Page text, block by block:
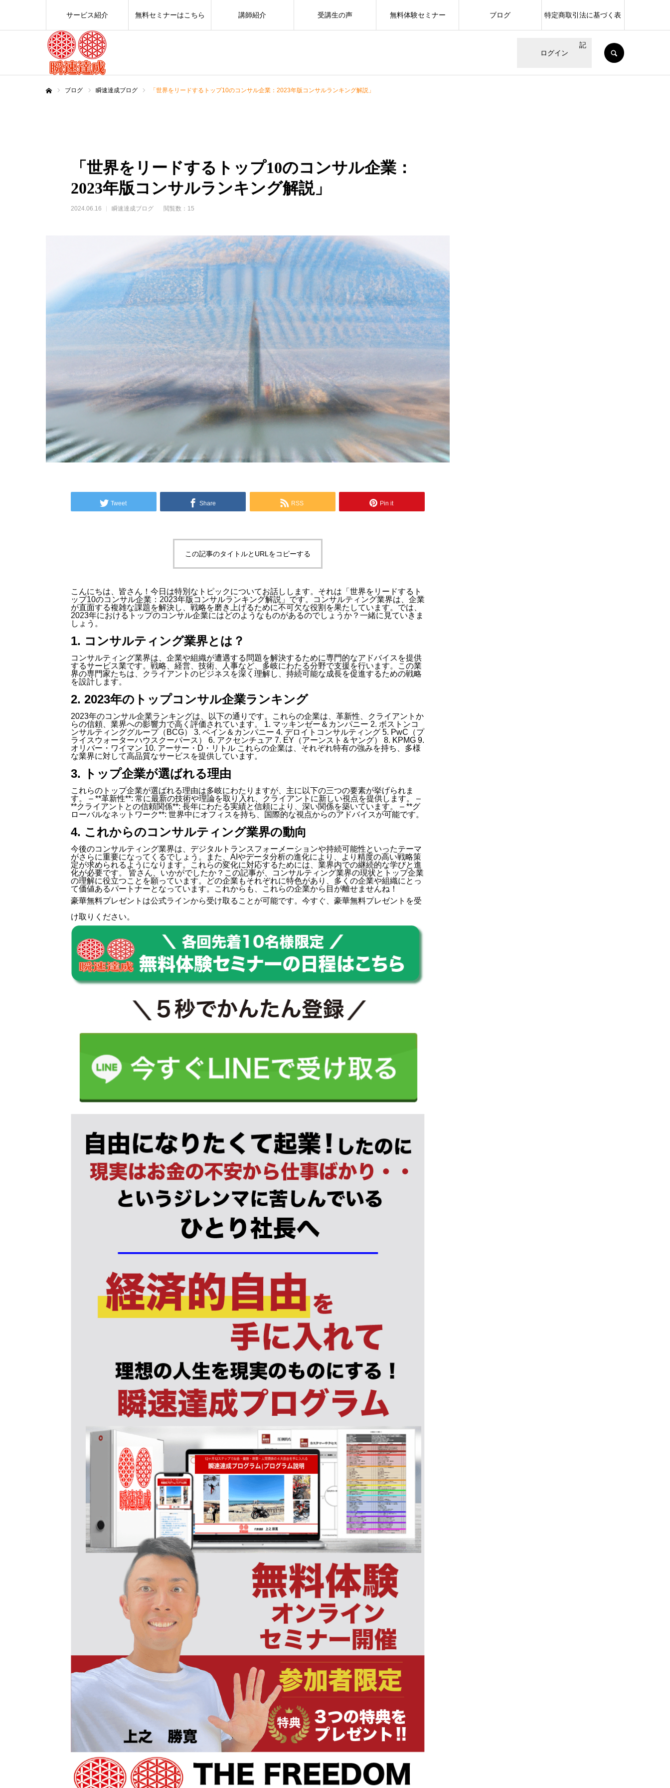
ログイン
サービス紹介 無料セミナーはこちら 講師紹介 受講生の声 無料体験セミナー ブログ 特定商取引法に基づく表
記
ブログ 瞬速達成ブログ 「世界をリードするトップ10のコンサル企業：2023年版コンサルランキング解説」
「世界をリードするトップ10のコンサル企業：
2023年版コンサルランキング解説」
2024.06.16 瞬速達成ブログ 閲覧数：15
Tweet Share RSS Pin it
この記事のタイトルとURLをコピーする
こんにちは、皆さん！今日は特別なトピックについてお話しします。それは「世界をリードするト
ップ10のコンサル企業：2023年版コンサルランキング解説」です。コンサルティング業界は、企業
が直面する複雑な課題を解決し、戦略を磨き上げるために不可欠な役割を果たしています。では、
2023年におけるトップのコンサル企業にはどのようなものがあるのでしょうか？一緒に見ていきま
しょう。
1. コンサルティング業界とは？
コンサルティング業界は、企業や組織が遭遇する問題を解決するために専門的なアドバイスを提供
するサービス業です。戦略、経営、技術、人事など、多岐にわたる分野で支援を行います。この業
界の専門家たちは、クライアントのビジネスを深く理解し、持続可能な成長を促進するための戦略
を設計します。
2. 2023年のトップコンサル企業ランキング
2023年のコンサル企業ランキングは、以下の通りです。これらの企業は、革新性、クライアントか
らの信頼、業界への影響力で高く評価されています。 1. マッキンゼー＆カンパニー 2. ボストンコ
ンサルティンググループ（BCG） 3. ベイン＆カンパニー 4. デロイトコンサルティング 5. PwC（プ
ライスウォーターハウスクーパース） 6. アクセンチュア 7. EY（アーンスト＆ヤング） 8. KPMG 9.
オリバー・ワイマン 10. アーサー・D・リトル これらの企業は、それぞれ特有の強みを持ち、多様
な業界に対して高品質なサービスを提供しています。
3. トップ企業が選ばれる理由
これらのトップ企業が選ばれる理由は多岐にわたりますが、主に以下の三つの要素が挙げられま
す。 – **革新性**: 常に最新の技術や理論を取り入れ、クライアントに新しい視点を提供します。 –
**クライアントとの信頼関係**: 長年にわたる実績と信頼により、深い関係を築いています。 – **グ
ローバルなネットワーク**: 世界中にオフィスを持ち、国際的な視点からのアドバイスが可能です。
4. これからのコンサルティング業界の動向
今後のコンサルティング業界は、デジタルトランスフォーメーションや持続可能性といったテーマ
がさらに重要になってくるでしょう。また、AIやデータ分析の進化により、より精度の高い戦略策
定が求められるようになります。これらの変化に対応するためには、業界内での継続的な学びと進
化が必要です。 皆さん、いかがでしたか？この記事が、コンサルティング業界の現状とトップ企業
の理解に役立つことを願っています。どの企業もそれぞれに特色があり、多くの企業や組織にとっ
て価値あるパートナーとなっています。これからも、これらの企業から目が離せませんね！
豪華無料プレゼントは公式ラインから受け取ることが可能です。今すぐ、豪華無料プレゼントを受
け取りください。